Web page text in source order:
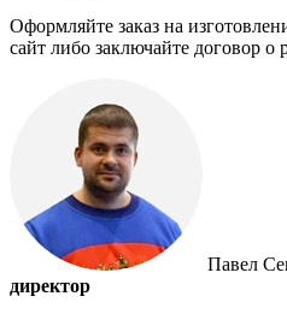
Оформляйте заказ на
сайт либо заключайте договор о
Павел
директор